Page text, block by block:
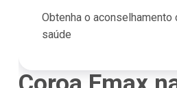
Obtenha o aconselhamento
saúde